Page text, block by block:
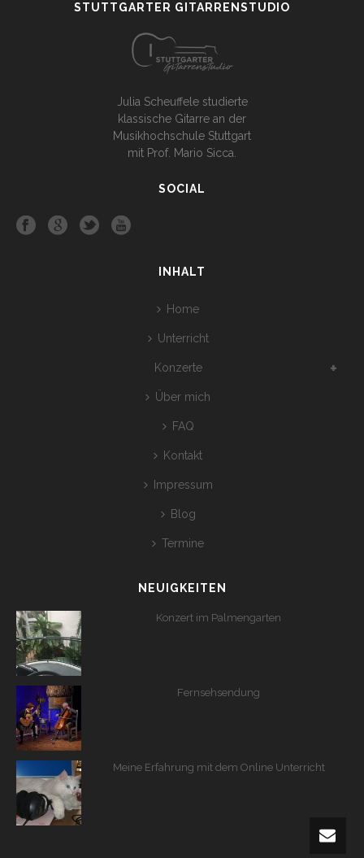
STUTTGARTER GITARRENSTUDIO
Julia Scheuffele studierte
klassische Gitarre an der
Musikhochschule Stuttgart
mit Prof. Mario Sicca.
SOCIAL
INHALT
Home
Unterricht
Konzerte
Über mich
FAQ
Kontakt
Impressum
Blog
Termine
NEUIGKEITEN
Konzert im Palmengarten
Fernsehsendung
Meine Erfahrung mit dem Online Unterricht